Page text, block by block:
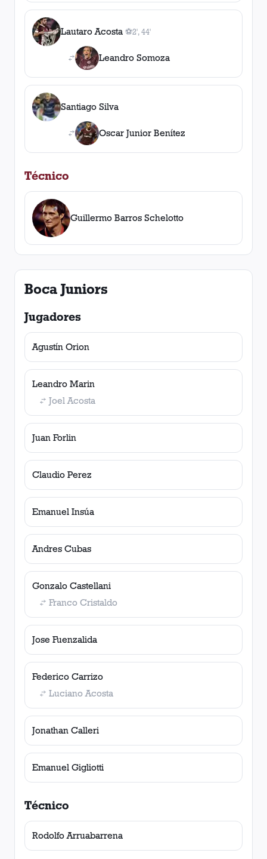
Lautaro Acosta ⚽
2gol es
2', 44'
Leandro Somoza
Santiago Silva
Oscar Junior Benítez
Técnico
Guillermo Barros Schelotto
Boca Juniors
Jugadores
Agustín Orion
Leandro Marin
Joel Acosta
Juan Forlin
Claudio Perez
Emanuel Insúa
Andres Cubas
Gonzalo Castellani
Franco Cristaldo
Jose Fuenzalida
Federico Carrizo
Luciano Acosta
Jonathan Calleri
Emanuel Gigliotti
Técnico
Rodolfo Arruabarrena